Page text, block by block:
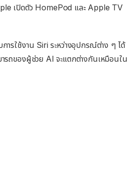
เปิดตัว HomePod และ Apple TV
การใช้งาน Siri ระหว่างอุปกรณ์ต่าง ๆ ได้
ารถของผู้ช่วย AI จะแตกต่างกันเหมือนใน